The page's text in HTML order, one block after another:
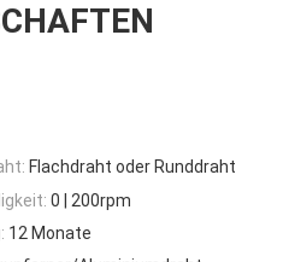
Flachdraht oder Runddraht
0 | 200rpm
12 Monate